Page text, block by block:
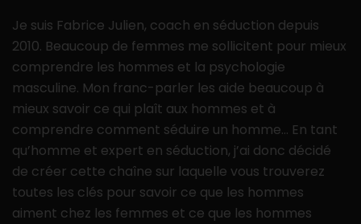
Je suis Fabrice Julien, coach en séduction depuis
2010. Beaucoup de femmes me sollicitent pour mieux
comprendre les hommes et la psychologie
masculine. Mon franc-parler les aide beaucoup à
mieux savoir ce qui plaît aux hommes et à
comprendre comment séduire un homme… En tant
qu’homme et expert en séduction, j’ai donc décidé
de créer cette chaîne sur laquelle vous trouverez
toutes les clés pour savoir ce que les hommes
aiment chez les femmes et ce que les hommes